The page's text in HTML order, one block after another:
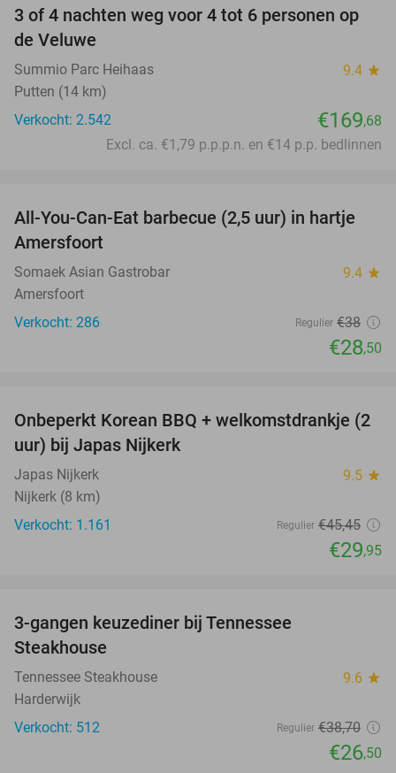
3 of 4 nachten weg voor 4 tot 6 personen op
de Veluwe
Summio Parc Heihaas 9.4 star
Putten (14 km)
Verkocht: 2.542
€169,68
Excl. ca. €1,79 p.p.p.n. en €14 p.p. bedlinnen
25%
All-You-Can-Eat barbecue (2,5 uur) in hartje
Amersfoort
Somaek Asian Gastrobar 9.4 star
Amersfoort
Verkocht: 286
Regulier €38
€28,50
34%
Onbeperkt Korean BBQ + welkomstdrankje (2
uur) bij Japas Nijkerk
Japas Nijkerk 9.5 star
Nijkerk (8 km)
Verkocht: 1.161
Regulier €45,45
€29,95
3-gangen keuzediner bij Tennessee
Steakhouse
Tennessee Steakhouse 9.6 star
Harderwijk
Verkocht: 512
Regulier €38,70
€26,50